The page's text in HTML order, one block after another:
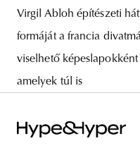
Virgil Abloh építészeti
formáját a francia
viselhető
amelyek túl is